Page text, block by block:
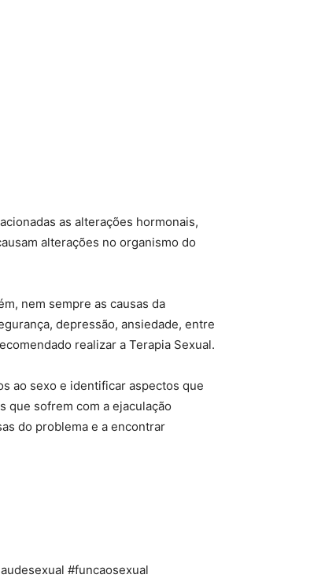
as alterações hormonais,
alterações no organismo do
nem sempre as causas da
depressão, ansiedade, entre
realizar a Terapia Sexual.
ao sexo e identificar aspectos que
que sofrem com a ejaculação
do problema e a encontrar
#funcaosexual